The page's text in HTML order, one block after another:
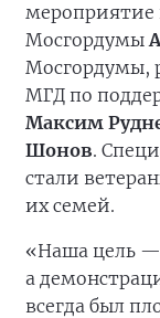
мероприятие
Мосгордумы
Мосгордумы,
МГД по
Максим
Шонов.
стали
их семей.
«Наша цель —
а
всегда был